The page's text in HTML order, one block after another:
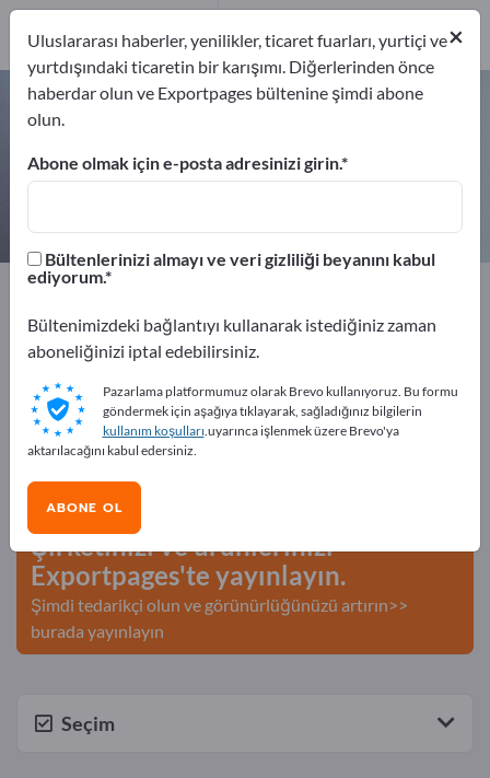
Kadranlı termometreler – üreticileri
Üreticiler1
Exportpages
Ölçüm teknolojisi
Fiziksel Ölçüm Cihazları
Sıcaklık ölçüm cihazları
Kadranlı termometreler
Exportpages'te ücretsiz reklam
verin!
Bilgileri >> buradan başlayın
Şirketinizi ve ürünlerinizi
Exportpages'te yayınlayın.
Şimdi tedarikçi olun ve görünürlüğünüzü artırın>>
burada yayınlayın
Seçim
×
Uluslararası haberler, yenilikler, ticaret fuarları, yurtiçi ve
yurtdışındaki ticaretin bir karışımı. Diğerlerinden önce
haberdar olun ve Exportpages bültenine şimdi abone
olun.
Abone olmak için e-posta adresinizi girin.
Bültenlerinizi almayı ve veri gizliliği beyanını kabul
ediyorum.
Bültenimizdeki bağlantıyı kullanarak istediğiniz zaman
aboneliğinizi iptal edebilirsiniz.
Pazarlama platformumuz olarak Brevo kullanıyoruz. Bu formu
göndermek için aşağıya tıklayarak, sağladığınız bilgilerin
kullanım koşulları.uyarınca işlenmek üzere Brevo'ya
aktarılacağını kabul edersiniz.
ABONE OL